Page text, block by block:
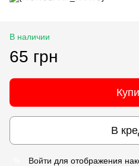
В наличии
65 грн
В
Войти для отображения